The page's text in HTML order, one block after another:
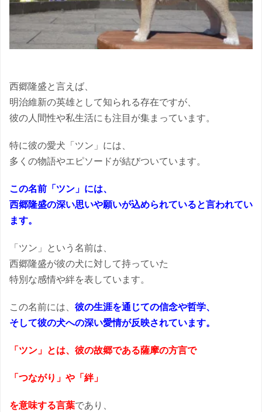
西郷隆盛と言えば、
明治維新の英雄として知られる存在ですが、
彼の人間性や私生活にも注目が集まっています。
特に彼の愛犬「ツン」には、
多くの物語やエピソードが結びついています。
この名前「ツン」には、
西郷隆盛の深い思いや願いが込められていると言われてい
ます。
「ツン」という名前は、
西郷隆盛が彼の犬に対して持っていた
特別な感情や絆を表しています。
この名前には、 彼の生涯を通じての信念や哲学、
そして彼の犬への深い愛情が反映されています。
「ツン」とは、彼の故郷である薩摩の方言で
「つながり」や「絆」
を意味する言葉であり、